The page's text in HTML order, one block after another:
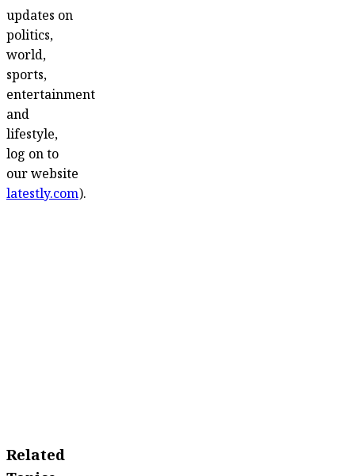
updates on
politics,
world,
sports,
entertainment
and
lifestyle,
log on to
our website
latestly.com).
Related